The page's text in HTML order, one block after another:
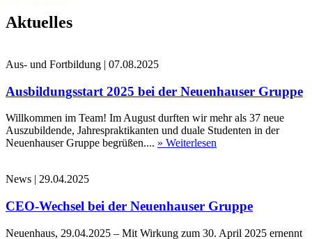
Aktuelles
Aus- und Fortbildung | 07.08.2025
Ausbildungsstart 2025 bei der Neuenhauser Gruppe
Willkommen im Team! Im August durften wir mehr als 37 neue
Auszubildende, Jahrespraktikanten und duale Studenten in der
Neuenhauser Gruppe begrüßen.... » Weiterlesen
News | 29.04.2025
CEO-Wechsel bei der Neuenhauser Gruppe
Neuenhaus, 29.04.2025 – Mit Wirkung zum 30. April 2025 ernennt